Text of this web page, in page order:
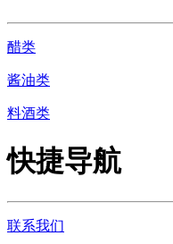
醋类
酱油类
料酒类
快捷导航
联系我们